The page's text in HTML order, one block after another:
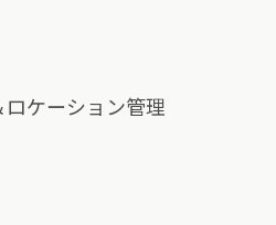
ロケーション管理